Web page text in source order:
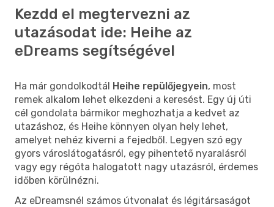
Kezdd el megtervezni az
utazásodat ide: Heihe az
eDreams segítségével
Ha már gondolkodtál Heihe repülőjegyein, most
remek alkalom lehet elkezdeni a keresést. Egy új úti
cél gondolata bármikor meghozhatja a kedvet az
utazáshoz, és Heihe könnyen olyan hely lehet,
amelyet nehéz kiverni a fejedből. Legyen szó egy
gyors városlátogatásról, egy pihentető nyaralásról
vagy egy régóta halogatott nagy utazásról, érdemes
időben körülnézni.
Az eDreamsnél számos útvonalat és légitársaságot